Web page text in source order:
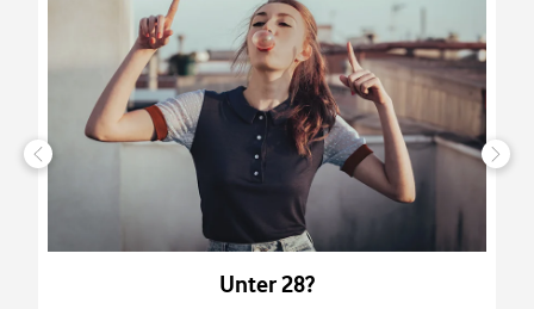
Unter 28?